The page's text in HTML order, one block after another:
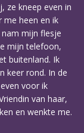
ze kneep even in
me heen en ik
mijn flesje
mijn telefoon,
buitenland. Ik
keer rond. In de
voor ik
van haar,
en wenkte me.